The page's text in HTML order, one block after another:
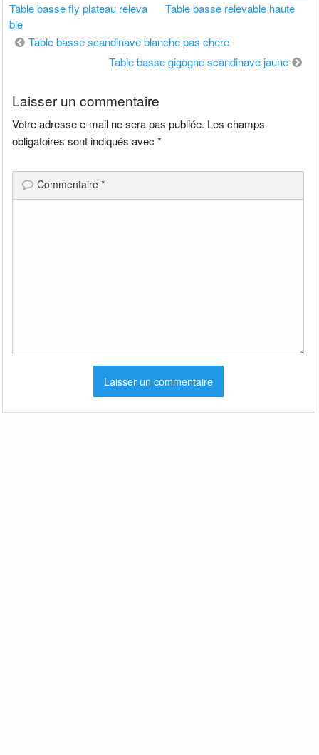
Table basse fly plateau releva
ble
Table basse relevable haute
Navigation
Table basse scandinave blanche pas chere
Table basse gigogne scandinave jaune
Laisser un commentaire
Votre adresse e-mail ne sera pas publiée. Les champs
obligatoires sont indiqués avec*
Commentaire*